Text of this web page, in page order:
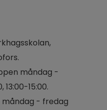
måndag -
13:00-15:00.
måndag - fredag